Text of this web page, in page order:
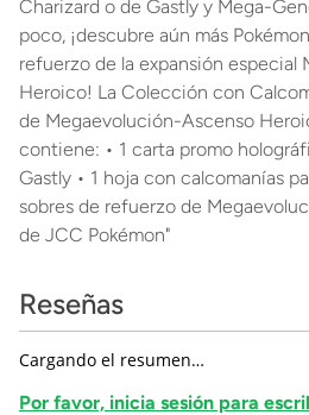
Charizard o de Gastly y Mega-
poco, ¡descubre aún más
refuerzo de la expansión
Heroico! La Colección con
de Megaevolución-Ascenso
contiene: • 1 carta promo
Gastly • 1 hoja con calcomanías
sobres de refuerzo de
de JCC Pokémon"
Reseñas
Cargando el resumen…
Por favor, inicia sesión para